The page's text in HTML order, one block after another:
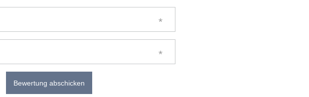
Bewertung abschicken